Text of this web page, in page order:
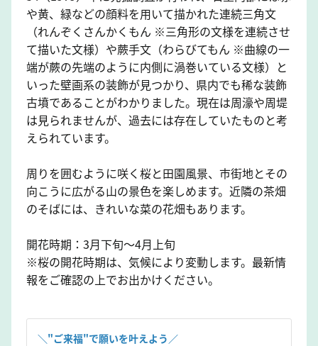
や黄、緑などの顔料を用いて描かれた連続三角文
（れんぞくさんかくもん ※三角形の文様を連続させ
て描いた文様）や蕨手文（わらびてもん ※曲線の一
端が蕨の先端のように内側に渦巻いている文様）と
いった壁画系の装飾が見つかり、県内でも稀な装飾
古墳であることがわかりました。現在は周濠や周堤
は見られませんが、過去には存在していたものと考
えられています。
周りを囲むように咲く桜と田園風景、市街地とその
向こうに広がる山の景色を楽しめます。近隣の茶畑
のそばには、きれいな菜の花畑もあります。
開花時期：3月下旬～4月上旬
※桜の開花時期は、気候により変動します。最新情
報をご確認の上でお出かけください。
＼"ご来福"で願いを叶えよう／